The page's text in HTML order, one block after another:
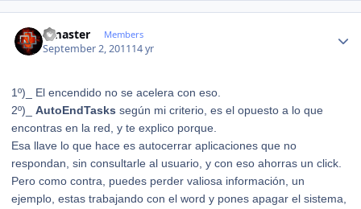
Gmaster Members
September 2, 201114 yr
1º)_ El encendido no se acelera con eso.
2º)_ AutoEndTasks según mi criterio, es el opuesto a lo que
encontras en la red, y te explico porque.
Esa llave lo que hace es autocerrar aplicaciones que no
respondan, sin consultarle al usuario, y con eso ahorras un click.
Pero como contra, puedes perder valiosa información, un
ejemplo, estas trabajando con el word y pones apagar el sistema,